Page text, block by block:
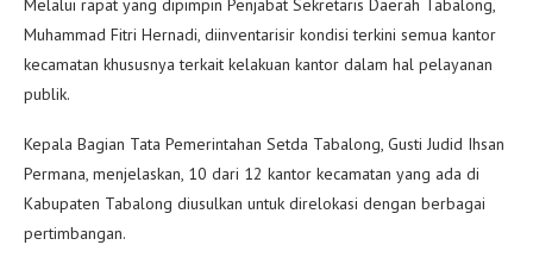
Melalui rapat yang dipimpin Penjabat Sekretaris Daerah Tabalong,
Muhammad Fitri Hernadi, diinventarisir kondisi terkini semua kantor
kecamatan khususnya terkait kelakuan kantor dalam hal pelayanan
publik.
Kepala Bagian Tata Pemerintahan Setda Tabalong, Gusti Judid Ihsan
Permana, menjelaskan, 10 dari 12 kantor kecamatan yang ada di
Kabupaten Tabalong diusulkan untuk direlokasi dengan berbagai
pertimbangan.